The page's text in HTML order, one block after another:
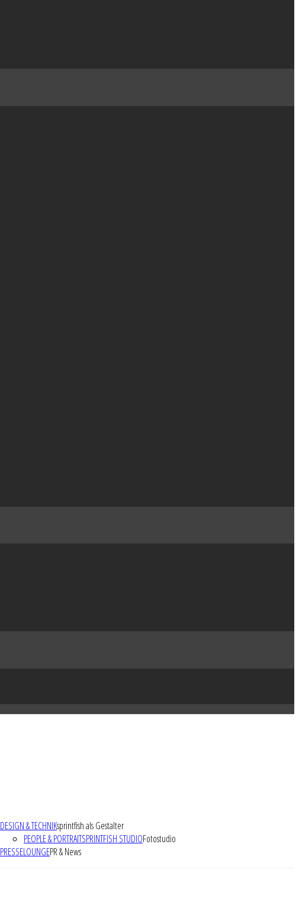
DESIGN & TECHNIKsprintfish als Gestalter
SPRINTFISH STUDIOFotostudio
PEOPLE & PORTRAIT
PRESSELOUNGEPR & News